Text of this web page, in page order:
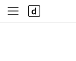
사
이
다
나
와